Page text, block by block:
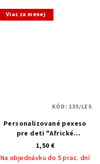
5
hviezdičiek.
Viac za menej
Personalizované pexeso
pre deti "Africké
zvieratká"
1,50 €
Na objednávku do 5 prac. dní
KÓD: 135/LES